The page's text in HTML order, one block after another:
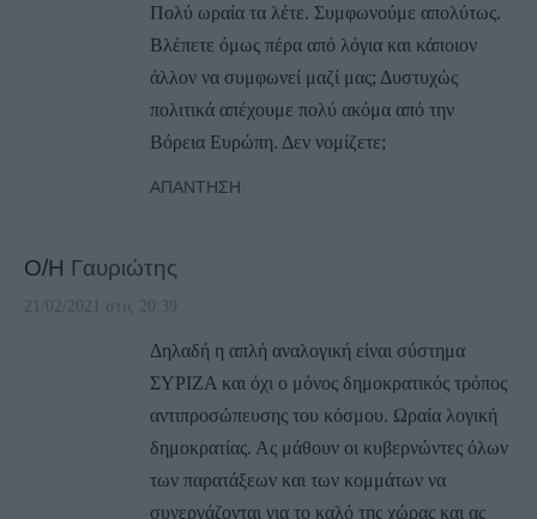
Πολύ ωραία τα λέτε. Συμφωνούμε απολύτως.
Βλέπετε όμως πέρα από λόγια και κάποιον
άλλον να συμφωνεί μαζί μας; Δυστυχώς
πολιτικά απέχουμε πολύ ακόμα από την
Βόρεια Ευρώπη. Δεν νομίζετε;
ΑΠΆΝΤΗΣΗ
Ο/Η Γαυριώτης
21/02/2021 στις 20:39
Δηλαδή η απλή αναλογική είναι σύστημα
ΣΥΡΙΖΑ και όχι ο μόνος δημοκρατικός τρόπος
αντιπροσώπευσης του κόσμου. Ωραία λογική
δημοκρατίας. Ας μάθουν οι κυβερνώντες όλων
των παρατάξεων και των κομμάτων να
συνεργάζονται για το καλό της χώρας και ας